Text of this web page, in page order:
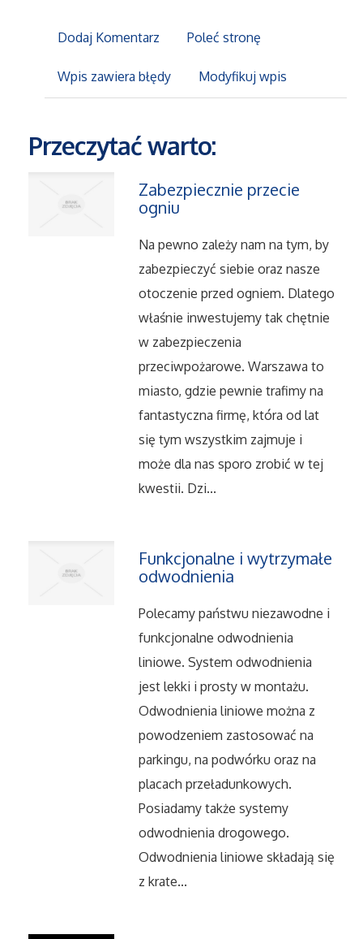
Maszyny
Narzędzia
Transport
Części Samochodowe
Wynajem
Usługi Motoryzacyjne
Salony, Komisy
Materiały Promocyjne
Agencje Reklamowe
Ćwiczenia
Imprezy Integracyjne
Hobby
Zajęcia Sportowe i Rekreacyjne
Serwis
Restauracje, Catering
Fotografia
Dodaj Komentarz Poleć stronę
Wpis zawiera błędy Modyfikuj wpis
Przeczytać warto:
Zabezpiecznie przecie
ogniu
Na pewno zależy nam na tym, by
zabezpieczyć siebie oraz nasze
otoczenie przed ogniem. Dlatego
właśnie inwestujemy tak chętnie
w zabezpieczenia
przeciwpożarowe. Warszawa to
miasto, gdzie pewnie trafimy na
fantastyczna firmę, która od lat
się tym wszystkim zajmuje i
może dla nas sporo zrobić w tej
kwestii. Dzi...
Funkcjonalne i wytrzymałe
odwodnienia
Polecamy państwu niezawodne i
funkcjonalne odwodnienia
liniowe. System odwodnienia
jest lekki i prosty w montażu.
Odwodnienia liniowe można z
powodzeniem zastosować na
parkingu, na podwórku oraz na
placach przeładunkowych.
Posiadamy także systemy
odwodnienia drogowego.
Odwodnienia liniowe składają się
z krate...